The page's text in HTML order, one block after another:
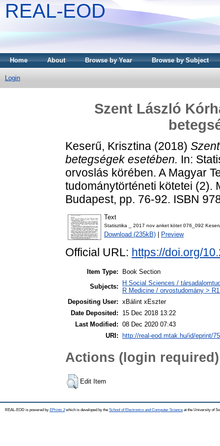
REAL-EOD
Home About Browse by Year Browse by Subject
Login
Szent László
Keserű, Krisztina (2018)
betegségek esetében. In:
orvoslás körében. A Magyar
tudománytörténeti kötetei (2).
Budapest, pp. 76-92. ISBN
Text
Statisztika _ 2017 nov anket kötet 076_092
Download (235kB) Preview
Official URL: https://doi.org/
Item Type:
Book Section
Subjects:
H Social Sciences /
R Medicine / orvostudomány >
Depositing User: xBálint xEszter
Date Deposited:
15 Dec 2018 13:22
Last Modified: 08 Dec 2020 07:43
URI:
http://real-eod.mtak.hu/id/eprint/
Actions (login required)
Edit Item
REAL-EOD is powered by EPrints 3which is developed by the School of Electronics and Computer Science at the University of